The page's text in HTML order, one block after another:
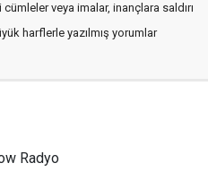
veya imalar, inançlara saldırı
harflerle yazılmış yorumlar
Radyo